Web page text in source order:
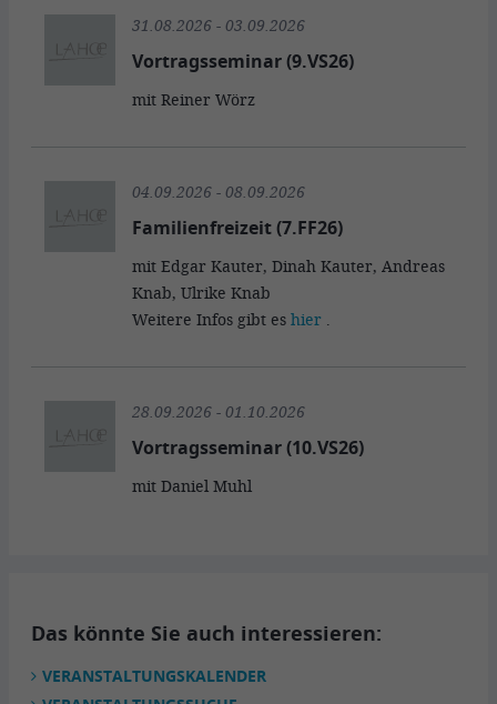
31.08.2026 - 03.09.2026
Vortragsseminar (9.VS26)
mit Reiner Wörz
04.09.2026 - 08.09.2026
Familienfreizeit (7.FF26)
mit Edgar Kauter, Dinah Kauter, Andreas
Knab, Ulrike Knab
Weitere Infos gibt es hier .
28.09.2026 - 01.10.2026
Vortragsseminar (10.VS26)
mit Daniel Muhl
Das könnte Sie auch interessieren:
VERANSTALTUNGSKALENDER